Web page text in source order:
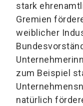
stark
Gremien
weiblicher
zum Beispiel
natürlich